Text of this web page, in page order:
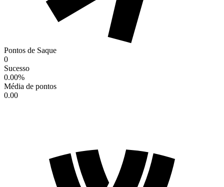
Pontos de Saque
0
Sucesso
0.00%
Média de pontos
0.00